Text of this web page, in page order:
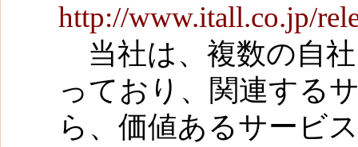
http://www.itall.co.jp/
当社は、複数の自
っており、関連する
ら、価値あるサービ